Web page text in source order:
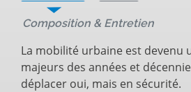
Composition & Entretien
La mobilité urbaine est devenu
majeurs des années et
déplacer oui, mais en sécurité.